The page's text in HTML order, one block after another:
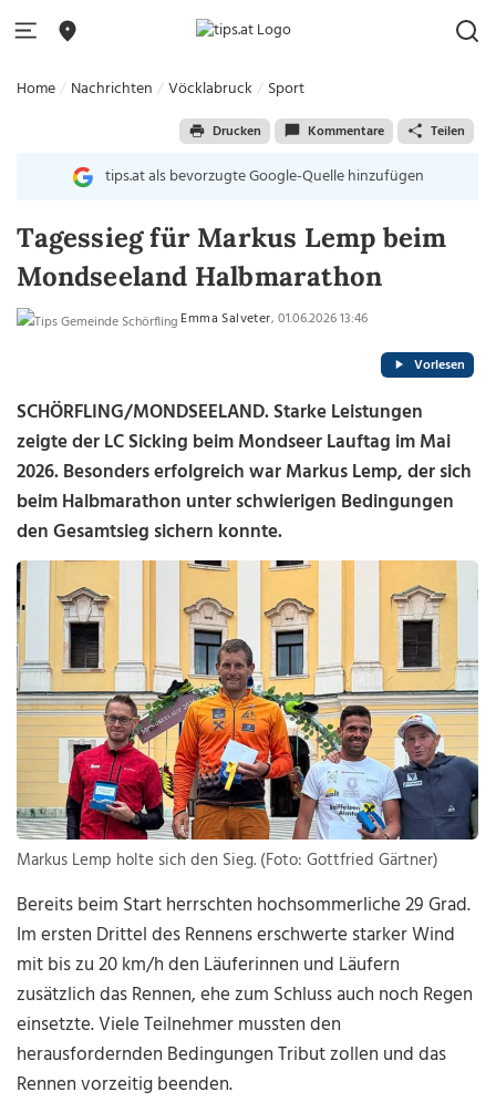
Home Nachrichten Vöcklabruck Sport
Drucken Kommentare Teilen
tips.at als bevorzugte Google-Quelle hinzufügen
Tagessieg für Markus Lemp beim
Mondseeland Halbmarathon
Emma Salveter, 01.06.2026 13:46
Vorlesen
SCHÖRFLING/MONDSEELAND. Starke Leistungen
zeigte der LC Sicking beim Mondseer Lauftag im Mai
2026. Besonders erfolgreich war Markus Lemp, der sich
beim Halbmarathon unter schwierigen Bedingungen
den Gesamtsieg sichern konnte.
Markus Lemp holte sich den Sieg. (Foto: Gottfried Gärtner)
Bereits beim Start herrschten hochsommerliche 29 Grad.
Im ersten Drittel des Rennens erschwerte starker Wind
mit bis zu 20 km/h den Läuferinnen und Läufern
zusätzlich das Rennen, ehe zum Schluss auch noch Regen
einsetzte. Viele Teilnehmer mussten den
herausfordernden Bedingungen Tribut zollen und das
Rennen vorzeitig beenden.